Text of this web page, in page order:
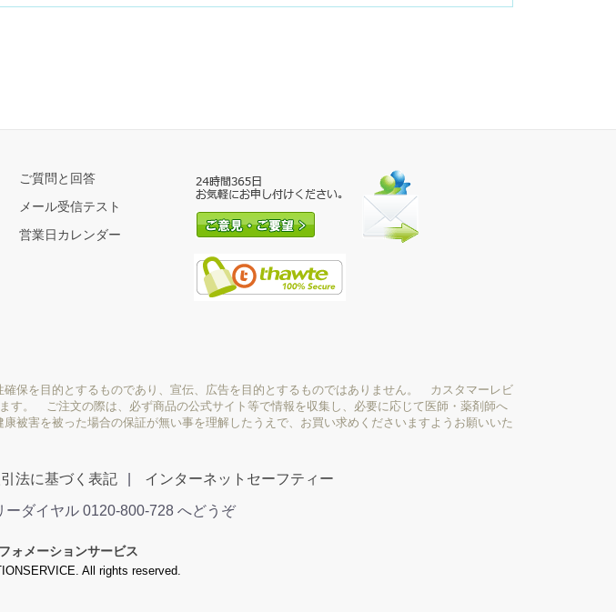
ご質問と回答
メール受信テスト
営業日カレンダー
保を目的とするものであり、宣伝、広告を目的とするものではありません。 カスタマーレビ
す。 ご注文の際は、必ず商品の公式サイト等で情報を収集し、必要に応じて医師・薬剤師へ
害を被った場合の保証が無い事を理解したうえで、お買い求めくださいますようお願いいた
法に基づく表記 インターネットセーフティー
ダイヤル 0120-800-728 へどうぞ
ォメーションサービス
All rights reserved.